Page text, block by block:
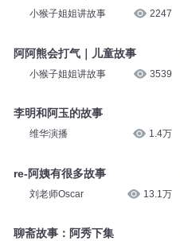
小猴子姐姐讲故事 2247
阿阿熊会打气｜儿童故事
小猴子姐姐讲故事 3539
李明和阿玉的故事
维华演播 1.4万
re-阿姨有很多故事
刘老师Oscar 13.1万
聊斋故事：阿秀下集